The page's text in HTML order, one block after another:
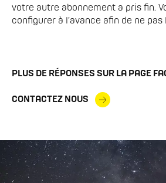
votre autre abonnement a pris fin.
PLUS DE RÉPONSES SUR LA PAGE
CONTACTEZ NOUS